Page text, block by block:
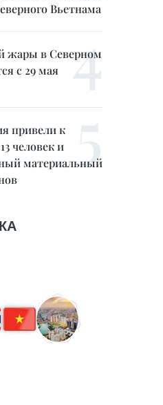
Вьетнама
жары в Северном
с 29 мая
привели к
человек и
материальный